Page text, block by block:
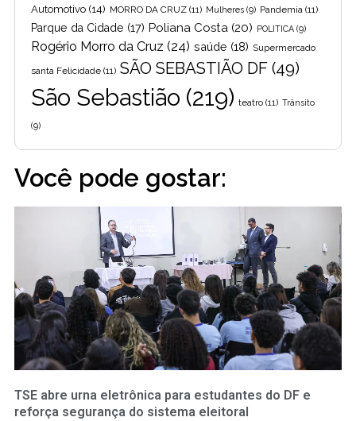
Automotivo (14) MORRO DA CRUZ (11) Mulheres (9) Pandemia (11)
Parque da Cidade (17) Poliana Costa (20) POLITICA (9)
Rogério Morro da Cruz (24) saúde (18) Supermercado
santa Felicidade (11) SÃO SEBASTIÃO DF (49)
São Sebastião (219) teatro (11) Trânsito
(9)
Você pode gostar:
TSE abre urna eletrônica para estudantes do DF e
reforça segurança do sistema eleitoral